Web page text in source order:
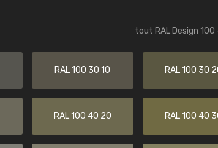
tout RAL Design 100
RAL 100 30 10 RAL 100 30
RAL 100 40 20 RAL 100 40